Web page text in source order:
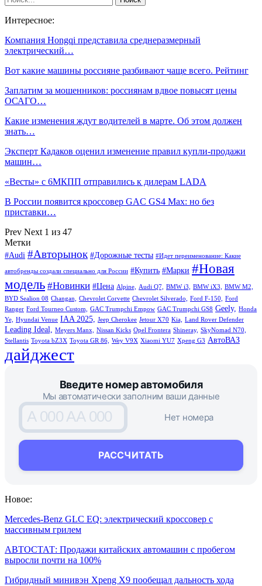
Интересное:
Компания Hongqi представила среднеразмерный
электрический…
Вот какие машины россияне разбивают чаще всего. Рейтинг
Заплатим за мошенников: россиянам вдвое повысят цены
ОСАГО…
Какие изменения ждут водителей в марте. Об этом должен
знать…
Эксперт Кадаков оценил изменение правил купли-продажи
машин…
«Весты» с 6МКПП отправились к дилерам LADA
В России появится кроссовер GAC GS4 Max: но без
приставки…
Prev Next 1 из 47
Метки
#Audi #Авторынок #Дорожные тесты #Идет переименование: Какие
автобренды создали специально для России #Купить #Марки #Новая
модель #Новинки #Цена Alpine, Audi Q7, BMW i3, BMW iX3,
BMW M2,
BYD Sealion 08 Changan, Chevrolet Corvette Chevrolet Silverado, Ford F-150,
Ford
Ranger Ford Tourneo Custom, GAC Trumpchi Empow GAC Trumpchi GS8 Geely,
Honda
Ye,
Hyundai Venue IAA 2025, Jeep Cherokee Jetour X70 Kia, Land Rover Defender
Leading Ideal, Meyers Manx, Nissan Kicks Opel Frontera Shineray, SkyNomad N70,
Stellantis Toyota bZ3X Toyota GR 86, Wey V9X Xiaomi YU7 Xpeng G3 АвтоВАЗ
дайджест
Введите номер автомобиля
Мы автоматически заполним ваши данные
A 000 AA 000
РАССЧИТАТЬ
Нет номера
Новое:
Mercedes-Benz GLC EQ: электрический кроссовер с
массивным грилем
АВТОСТАТ: Продажи китайских автомашин с пробегом
выросли почти на 100%
Гибридный минивэн Xpeng X9 пообещал дальность хода